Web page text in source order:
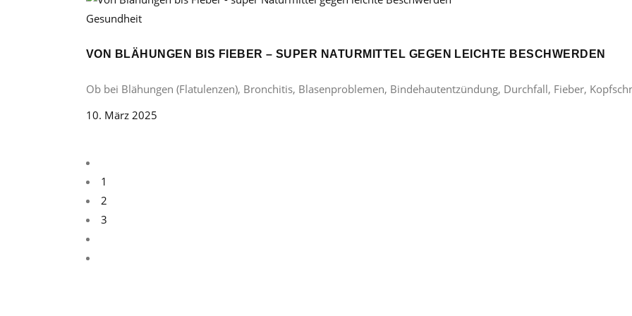
Gesundheit
VON BLÄHUNGEN BIS FIEBER – SUPER NATURMITTEL GEGEN LEICHTE BESCHWERDEN
Ob bei Blähungen (Flatulenzen), Bronchitis, Blasenproblemen, Bindehautentzündung, Durchfall, Fieber,
10. März 2025
1
2
3